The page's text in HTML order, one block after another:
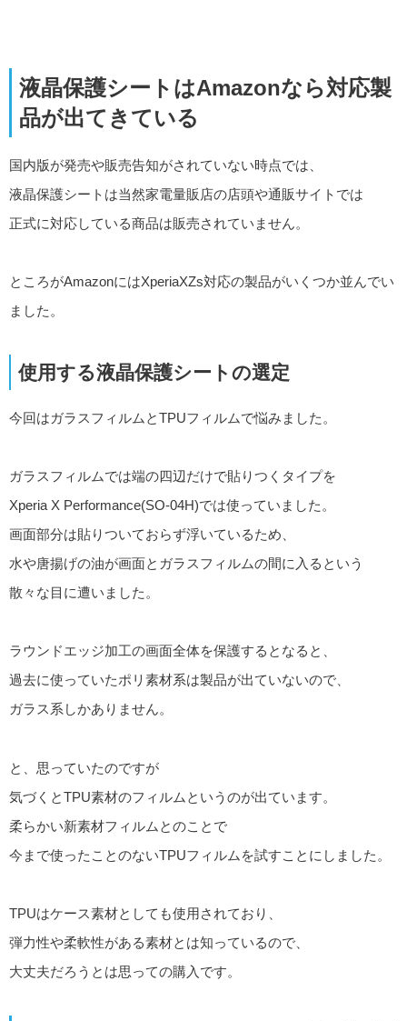
液晶保護シートはAmazonなら対応製
品が出てきている
国内版が発売や販売告知がされていない時点では、
液晶保護シートは当然家電量販店の店頭や通販サイトでは
正式に対応している商品は販売されていません。
ところがAmazonにはXperiaXZs対応の製品がいくつか並んでい
ました。
使用する液晶保護シートの選定
今回はガラスフィルムとTPUフィルムで悩みました。
ガラスフィルムでは端の四辺だけで貼りつくタイプを
Xperia X Performance(SO-04H)では使っていました。
画面部分は貼りついておらず浮いているため、
水や唐揚げの油が画面とガラスフィルムの間に入るという
散々な目に遭いました。
ラウンドエッジ加工の画面全体を保護するとなると、
過去に使っていたポリ素材系は製品が出ていないので、
ガラス系しかありません。
と、思っていたのですが
気づくとTPU素材のフィルムというのが出ています。
柔らかい新素材フィルムとのことで
今まで使ったことのないTPUフィルムを試すことにしました。
TPUはケース素材としても使用されており、
弾力性や柔軟性がある素材とは知っているので、
大丈夫だろうとは思っての購入です。